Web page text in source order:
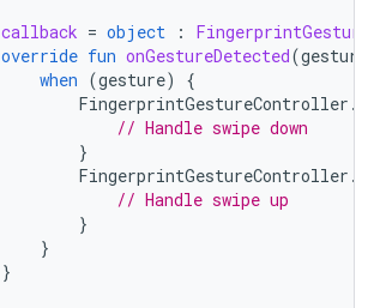
callback = object :
override fun onGestureDetected(gesture
when (gesture)
{
FingerprintGestureController .
// Handle swipe down
}
FingerprintGestureController .
// Handle swipe up
}
}
}